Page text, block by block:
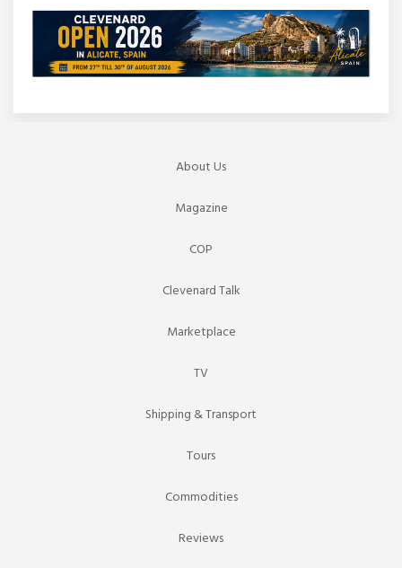
About Us
Magazine
COP
Clevenard Talk
Marketplace
TV
Shipping & Transport
Tours
Commodities
Reviews